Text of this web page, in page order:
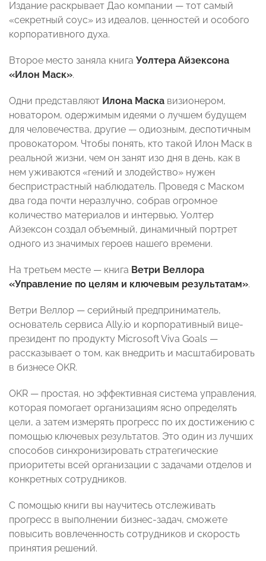
Издание раскрывает Дао компании — тот самый
«секретный соус» из идеалов, ценностей и особого
корпоративного духа.
Второе место заняла книга Уолтера Айзексона
«Илон Маск».
Одни представляют Илона Маска визионером,
новатором, одержимым идеями о лучшем будущем
для человечества, другие — одиозным, деспотичным
провокатором. Чтобы понять, кто такой Илон Маск в
реальной жизни, чем он занят изо дня в день, как в
нем уживаются «гений и злодейство» нужен
беспристрастный наблюдатель. Проведя с Маском
два года почти неразлучно, собрав огромное
количество материалов и интервью, Уолтер
Айзексон создал объемный, динамичный портрет
одного из значимых героев нашего времени.
На третьем месте — книга Ветри Веллора
«Управление по целям и ключевым результатам».
Ветри Веллор — серийный предприниматель,
основатель сервиса Ally.io и корпоративный вице-
президент по продукту Microsoft Viva Goals —
рассказывает о том, как внедрить и масштабировать
в бизнесе OKR.
OKR — простая, но эффективная система управления,
которая помогает организациям ясно определять
цели, а затем измерять прогресс по их достижению с
помощью ключевых результатов. Это один из лучших
способов синхронизировать стратегические
приоритеты всей организации с задачами отделов и
конкретных сотрудников.
С помощью книги вы научитесь отслеживать
прогресс в выполнении бизнес-задач, сможете
повысить вовлеченность сотрудников и скорость
принятия решений.